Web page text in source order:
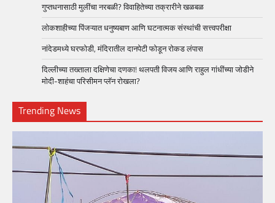
गुप्तधनासाठी मुलींचा नरबळी? विवाहितेच्या तक्रारीने खळबळ
लोकशाहीच्या पिंजऱ्यात धनुष्यबाण आणि घटनात्मक संस्थांची सत्त्वपरीक्षा
नांदेडमध्ये घरफोडी, मंदिरातील दानपेटी फोडून रोकड लंपास
दिल्लीच्या तख्ताला दक्षिणेचा दणका! थलपती विजय आणि राहुल गांधींच्या जोडीने
मोदी-शाहंचा परिसीमन प्लॅन रोखला?
Trending News